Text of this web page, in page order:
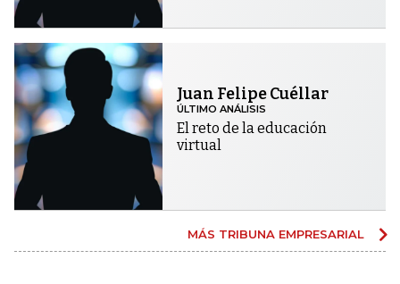
Juan Felipe Cuéllar
ÚLTIMO ANÁLISIS
El reto de la educación
virtual
MÁS TRIBUNA EMPRESARIAL